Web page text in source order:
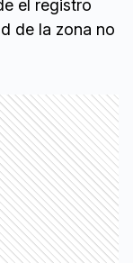
el registro
de la zona no